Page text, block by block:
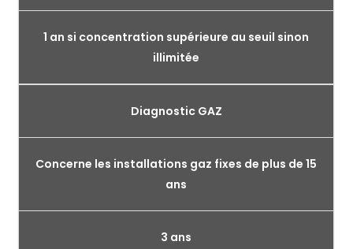
1 an si concentration supérieure au seuil sinon
illimitée
Diagnostic GAZ
Concerne les installations gaz fixes de plus de 15
ans
3 ans